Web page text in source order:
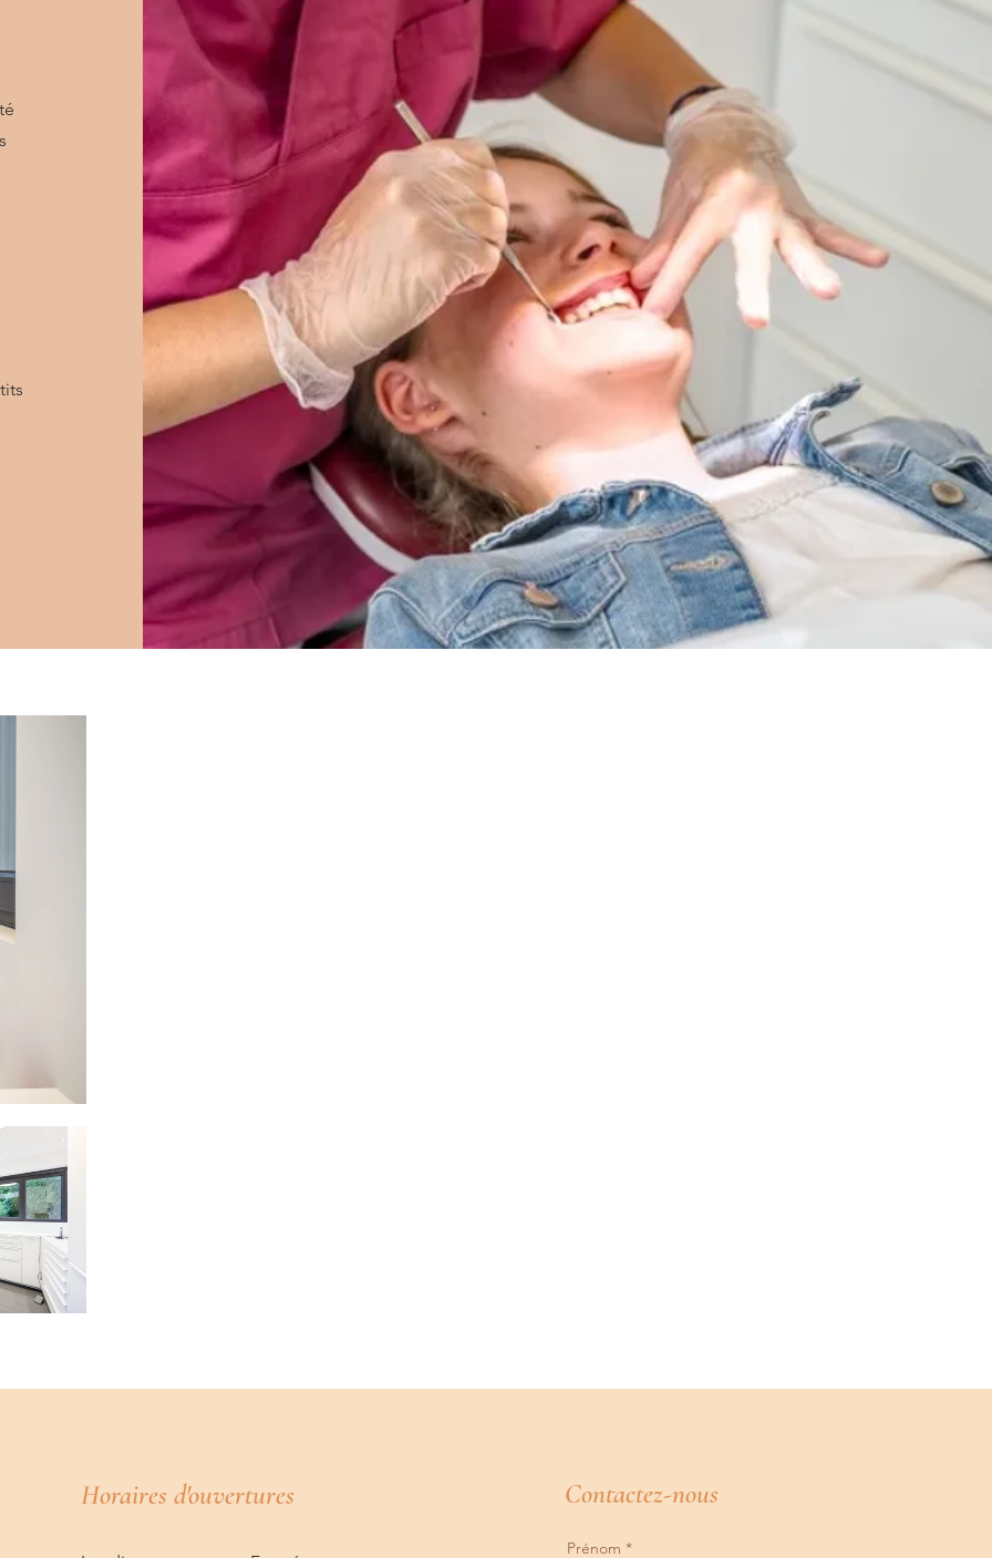
Horaires d'ouvertures Contactez-nous
Prénom